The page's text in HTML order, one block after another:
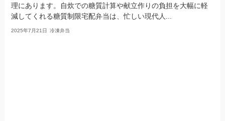
理にあります。自炊での糖質計算や献立作りの負担を大幅に軽
減してくれる糖質制限宅配弁当は、忙しい現代人...
2025年7月21日 冷凍弁当